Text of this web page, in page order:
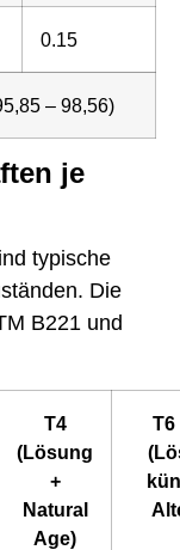
0.15
– 98,56)
je
typische
Die
B221 und
T4
(Lösung
+
Natural
Age)
T6